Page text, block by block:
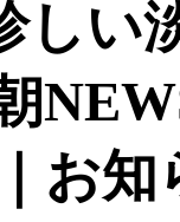
しい
お知